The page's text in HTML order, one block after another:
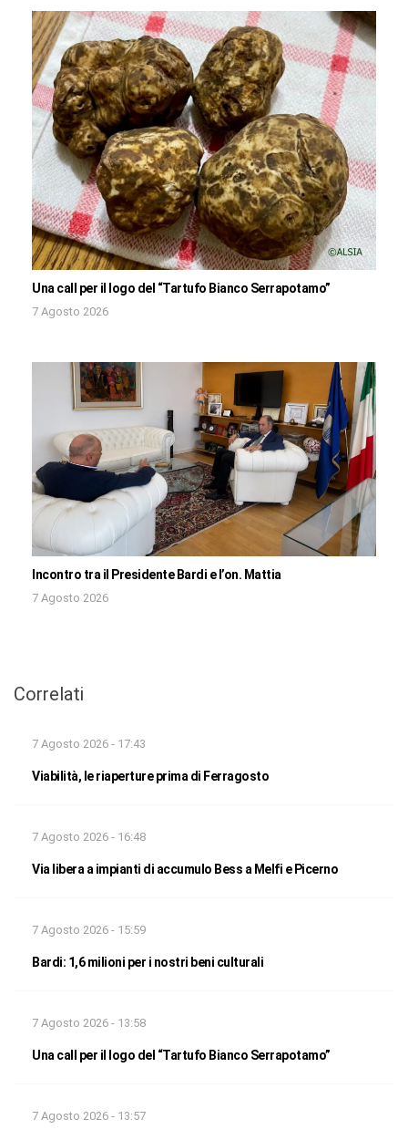
Una call per il logo del “Tartufo Bianco Serrapotamo”
7 Agosto 2026
Incontro tra il Presidente Bardi e l’on. Mattia
7 Agosto 2026
Correlati
7 Agosto 2026 - 17:43
Viabilità, le riaperture prima di Ferragosto
7 Agosto 2026 - 16:48
Via libera a impianti di accumulo Bess a Melfi e Picerno
7 Agosto 2026 - 15:59
Bardi: 1,6 milioni per i nostri beni culturali
7 Agosto 2026 - 13:58
Una call per il logo del “Tartufo Bianco Serrapotamo”
7 Agosto 2026 - 13:57